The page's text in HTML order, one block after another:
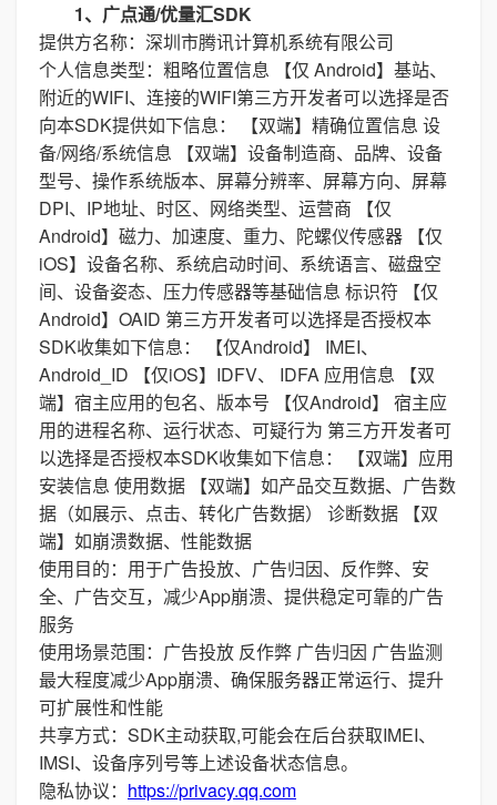
1、广点通/优量汇SDK
提供方名称：深圳市腾讯计算机系统有限公司
个人信息类型：粗略位置信息 【仅 Android】基站、
附近的WIFI、连接的WIFI第三方开发者可以选择是否
向本SDK提供如下信息： 【双端】精确位置信息 设
备/网络/系统信息 【双端】设备制造商、品牌、设备
型号、操作系统版本、屏幕分辨率、屏幕方向、屏幕
DPI、IP地址、时区、网络类型、运营商 【仅
Android】磁力、加速度、重力、陀螺仪传感器 【仅
iOS】设备名称、系统启动时间、系统语言、磁盘空
间、设备姿态、压力传感器等基础信息 标识符 【仅
Android】OAID 第三方开发者可以选择是否授权本
SDK收集如下信息： 【仅Android】 IMEI、
Android_ID 【仅iOS】IDFV、 IDFA 应用信息 【双
端】宿主应用的包名、版本号 【仅Android】 宿主应
用的进程名称、运行状态、可疑行为 第三方开发者可
以选择是否授权本SDK收集如下信息： 【双端】应用
安装信息 使用数据 【双端】如产品交互数据、广告数
据（如展示、点击、转化广告数据） 诊断数据 【双
端】如崩溃数据、性能数据
使用目的：用于广告投放、广告归因、反作弊、安
全、广告交互，减少App崩溃、提供稳定可靠的广告
服务
使用场景范围：广告投放 反作弊 广告归因 广告监测
最大程度减少App崩溃、确保服务器正常运行、提升
可扩展性和性能
共享方式：SDK主动获取,可能会在后台获取IMEI、
IMSI、设备序列号等上述设备状态信息。
隐私协议： https://privacy.qq.com